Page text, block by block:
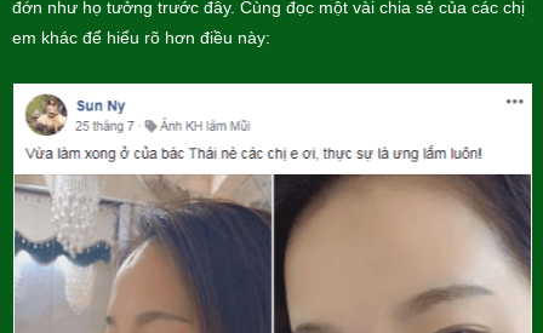
đớn như họ tưởng trước đây. Cùng đọc một vài chia sẻ của các chị
em khác để hiểu rõ hơn điều này: